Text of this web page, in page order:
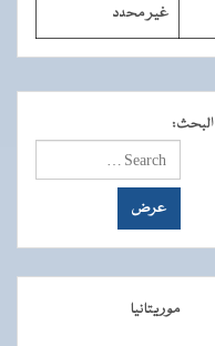
غير محدد
البحث:
موريتانيا